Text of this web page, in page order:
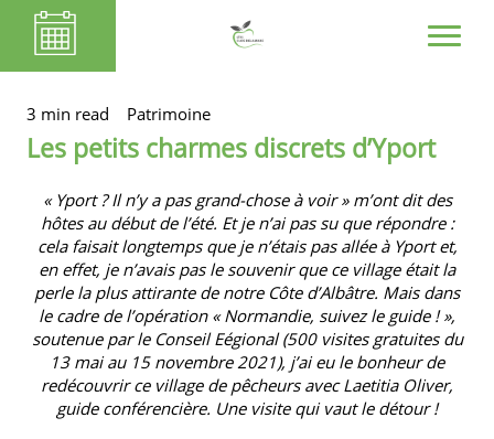
3 min read Patrimoine
Les petits charmes discrets d’Yport
« Yport ? Il n’y a pas grand-chose à voir » m’ont dit des
hôtes au début de l’été. Et je n’ai pas su que répondre :
cela faisait longtemps que je n’étais pas allée à Yport et,
en effet, je n’avais pas le souvenir que ce village était la
perle la plus attirante de notre Côte d’Albâtre. Mais dans
le cadre de l’opération « Normandie, suivez le guide ! »,
soutenue par le Conseil Eégional (500 visites gratuites du
13 mai au 15 novembre 2021), j’ai eu le bonheur de
redécouvrir ce village de pêcheurs avec Laetitia Oliver,
guide conférencière. Une visite qui vaut le détour !